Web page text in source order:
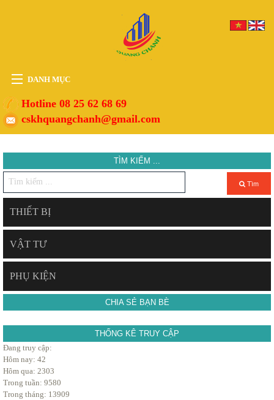
DANH MỤC
HOME
THIẾT BỊ
DỊCH VỤ
Hotline 08 25 62 68 69
cskhquangchanh@gmail.com
TÌM KIẾM ...
Tìm
THIẾT BỊ
VẬT TƯ
PHỤ KIỆN
CHIA SẺ BẠN BÈ
THỐNG KÊ TRUY CẬP
Đang truy cập:
Hôm nay: 42
Hôm qua: 2303
Trong tuần: 9580
Trong tháng: 13909